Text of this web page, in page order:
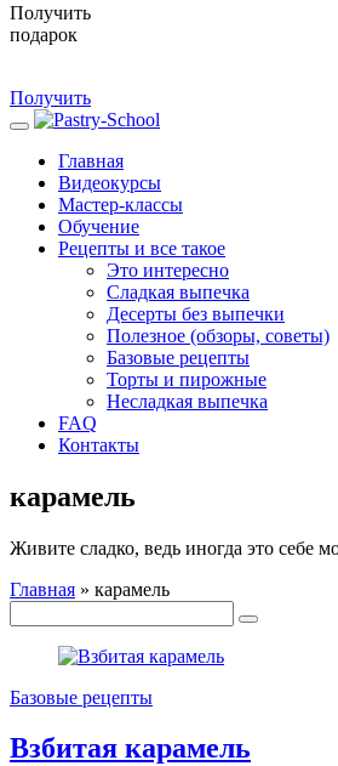
Получить
подарок
Получить
Главная
Видеокурсы
Мастер-классы
Обучение
Рецепты и все такое
Это интересно
Сладкая выпечка
Десерты без выпечки
Полезное (обзоры, советы)
Базовые рецепты
Торты и пирожные
Несладкая выпечка
FAQ
Контакты
карамель
Живите сладко, ведь иногда это себе
Главная » карамель
Базовые рецепты
Взбитая карамель